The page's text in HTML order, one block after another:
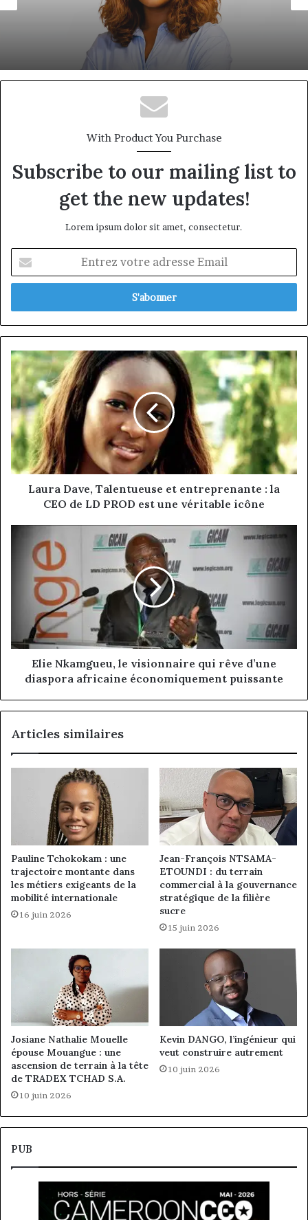
Eva Mballa, la journaliste-entrepreneure
qui veut donner aux médias africains une
nouvelle saison
With Product You Purchase
Subscribe to our mailing list to
get the new updates!
Lorem ipsum dolor sit amet, consectetur.
votre
adresse
Laura
Dave,
Talentueuse
et
entreprenante
:
la
CEO
de
véritable
icône
Laura Dave, Talentueuse et entreprenante : la
CEO de LD PROD est une véritable icône
Nkamgueu,
visionnaire
diaspora
africaine
économiquement
puissante
Elie Nkamgueu, le visionnaire qui rêve d’une
diaspora africaine économiquement puissante
Articles similaires
Pauline Tchokokam : une
trajectoire montante dans
les métiers exigeants de la
mobilité internationale
16 juin 2026
Jean-François NTSAMA-
ETOUNDI : du terrain
commercial à la gouvernance
stratégique de la filière
sucre
15 juin 2026
Josiane Nathalie Mouelle
épouse Mouangue : une
ascension de terrain à la tête
de TRADEX TCHAD S.A.
10 juin 2026
Kevin DANGO, l’ingénieur qui
veut construire autrement
10 juin 2026
PUB